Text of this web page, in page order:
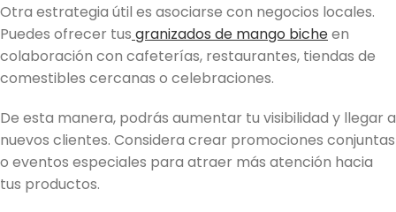
Otra estrategia útil es asociarse con negocios locales.
Puedes ofrecer tus granizados de mango bicheen
colaboración con cafeterías, restaurantes, tiendas de
comestibles cercanas o celebraciones.
De esta manera, podrás aumentar tu visibilidad y llegar a
nuevos clientes. Considera crear promociones conjuntas
o eventos especiales para atraer más atención hacia
tus productos.